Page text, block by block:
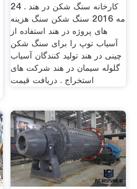
کارخانه سنگ شکن در هند . 24
مه 2016 سنگ شکن سنگ هزینه
های پروژه در هند استفاده از
آسیاب توپ را برای سنگ شکن
چینی در هند تولید کنندگان آسیاب
گلوله سیمان در هند شرکت های
استخراج . دریافت قیمت